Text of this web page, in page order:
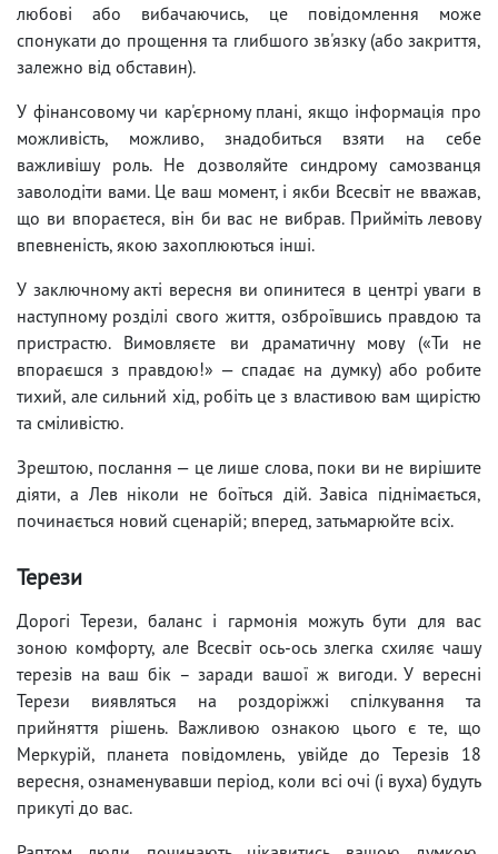
любові або вибачаючись, це повідомлення може
спонукати до прощення та глибшого зв'язку (або закриття,
залежно від обставин).
У фінансовому чи кар'єрному плані, якщо інформація про
можливість, можливо, знадобиться взяти на себе
важливішу роль. Не дозволяйте синдрому самозванця
заволодіти вами. Це ваш момент, і якби Всесвіт не вважав,
що ви впораєтеся, він би вас не вибрав. Прийміть левову
впевненість, якою захоплюються інші.
У заключному акті вересня ви опинитеся в центрі уваги в
наступному розділі свого життя, озброївшись правдою та
пристрастю. Вимовляєте ви драматичну мову («Ти не
впораєшся з правдою!» — спадає на думку) або робите
тихий, але сильний хід, робіть це з властивою вам щирістю
та сміливістю.
Зрештою, послання — це лише слова, поки ви не вирішите
діяти, а Лев ніколи не боїться дій. Завіса піднімається,
починається новий сценарій; вперед, затьмарюйте всіх.
Терези
Дорогі Терези, баланс і гармонія можуть бути для вас
зоною комфорту, але Всесвіт ось-ось злегка схиляє чашу
терезів на ваш бік – заради вашої ж вигоди. У вересні
Терези виявляться на роздоріжжі спілкування та
прийняття рішень. Важливою ознакою цього є те, що
Меркурій, планета повідомлень, увійде до Терезів 18
вересня, ознаменувавши період, коли всі очі (і вуха) будуть
прикуті до вас.